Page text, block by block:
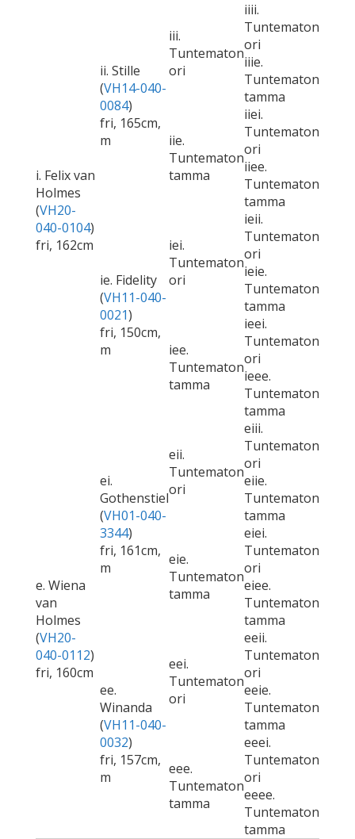
i. Felix van
Holmes
(VH20-
040-0104)
fri, 162cm
ii. Stille
(VH14-040-
0084)
fri, 165cm,
m
iii.
Tuntematon
ori
iiii.
Tuntematon
ori
iiie.
Tuntematon
tamma
iie.
Tuntematon
tamma
iiei.
Tuntematon
ori
iiee.
Tuntematon
tamma
ie. Fidelity
(VH11-040-
0021)
fri, 150cm,
m
iei.
Tuntematon
ori
ieii.
Tuntematon
ori
ieie.
Tuntematon
tamma
iee.
Tuntematon
tamma
ieei.
Tuntematon
ori
ieee.
Tuntematon
tamma
e. Wiena
van
Holmes
(VH20-
040-0112)
fri, 160cm
ei.
Gothenstiel
(VH01-040-
3344)
fri, 161cm,
m
eii.
Tuntematon
ori
eiii.
Tuntematon
ori
eiie.
Tuntematon
tamma
eie.
Tuntematon
tamma
eiei.
Tuntematon
ori
eiee.
Tuntematon
tamma
ee.
Winanda
(VH11-040-
0032)
fri, 157cm,
m
eei.
Tuntematon
ori
eeii.
Tuntematon
ori
eeie.
Tuntematon
tamma
eee.
Tuntematon
tamma
eeei.
Tuntematon
ori
eeee.
Tuntematon
tamma